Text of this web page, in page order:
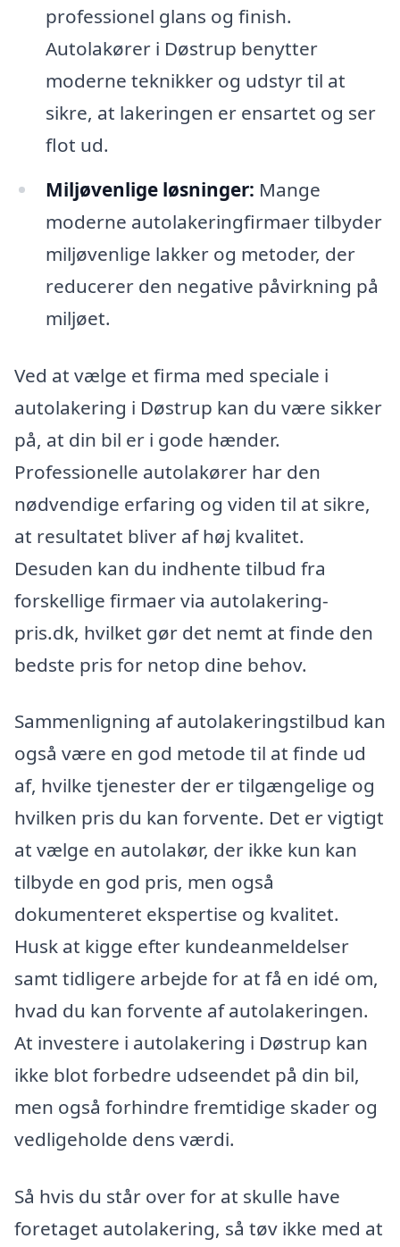
professionel glans og finish.
Autolakører i Døstrup benytter
moderne teknikker og udstyr til at
sikre, at lakeringen er ensartet og ser
flot ud.
Miljøvenlige løsninger: Mange
moderne autolakeringfirmaer tilbyder
miljøvenlige lakker og metoder, der
reducerer den negative påvirkning på
miljøet.
Ved at vælge et firma med speciale i
autolakering i Døstrup kan du være sikker
på, at din bil er i gode hænder.
Professionelle autolakører har den
nødvendige erfaring og viden til at sikre,
at resultatet bliver af høj kvalitet.
Desuden kan du indhente tilbud fra
forskellige firmaer via autolakering-
pris.dk, hvilket gør det nemt at finde den
bedste pris for netop dine behov.
Sammenligning af autolakeringstilbud kan
også være en god metode til at finde ud
af, hvilke tjenester der er tilgængelige og
hvilken pris du kan forvente. Det er vigtigt
at vælge en autolakør, der ikke kun kan
tilbyde en god pris, men også
dokumenteret ekspertise og kvalitet.
Husk at kigge efter kundeanmeldelser
samt tidligere arbejde for at få en idé om,
hvad du kan forvente af autolakeringen.
At investere i autolakering i Døstrup kan
ikke blot forbedre udseendet på din bil,
men også forhindre fremtidige skader og
vedligeholde dens værdi.
Så hvis du står over for at skulle have
foretaget autolakering, så tøv ikke med at